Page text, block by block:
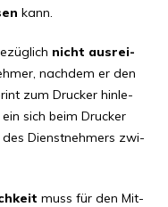
kann.
nicht aus­rei­
nach­dem er den
zum Dru­cker hin­le­
sich beim Dru­cker
Dienst­neh­mers zwi­
muss für den Mit­